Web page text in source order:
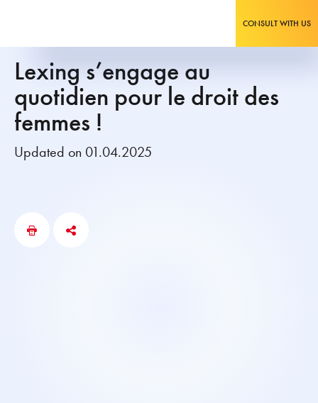
CONSULT WITH US
Lexing s’engage au
quotidien pour le droit des
femmes !
Updated on 01.04.2025